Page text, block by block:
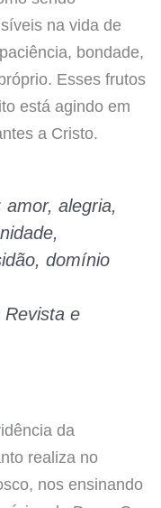
na vida de
bondade,
Esses frutos
está agindo em
a Cristo.
amor, alegria,
domínio
Revista e
da
realiza no
nos ensinando